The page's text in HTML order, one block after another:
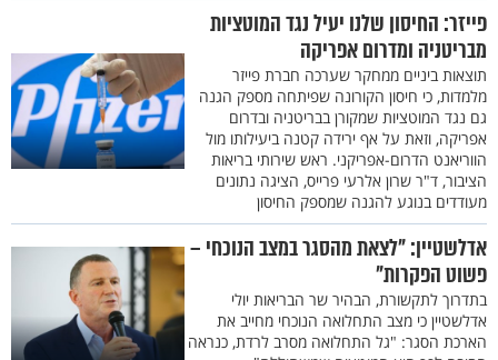
פייזר: החיסון שלנו יעיל נגד המוטציות
מבריטניה ומדרום אפריקה
תוצאות ביניים ממחקר שערכה חברת פייזר
מלמדות, כי חיסון הקורונה שפיתחה מספק הגנה
גם נגד המוטציות שמקורן בבריטניה ובדרום
אפריקה, וזאת על אף ירידה קטנה ביעילותו מול
הווריאנט הדרום-אפריקני. ראש שירותי בריאות
הציבור, ד"ר שרון אלרעי פרייס, הציגה נתונים
מעודדים בנוגע להגנה שמספק החיסון
אדלשטיין: "לצאת מהסגר במצב הנוכחי –
פשוט הפקרות"
בתדרוך לתקשורת, הבהיר שר הבריאות יולי
אדלשטיין כי מצב התחלואה הנוכחי מחייב את
הארכת הסגר: "גל התחלואה מסרב לרדת, כנראה